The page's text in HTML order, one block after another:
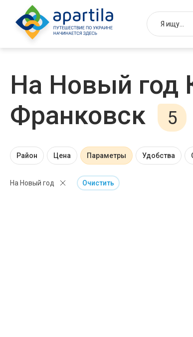
На Новый год
Франковск
5
Район Цена Параметры Удобства
На Новый год Очистить